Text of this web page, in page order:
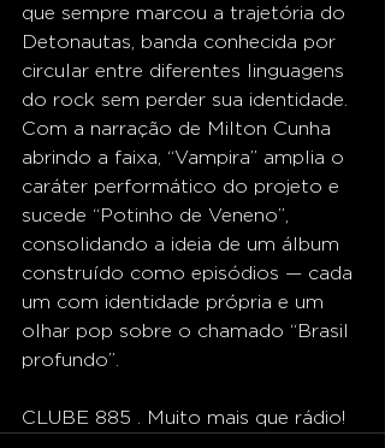
que sempre marcou a trajetória do
Detonautas, banda conhecida por
circular entre diferentes linguagens
do rock sem perder sua identidade.
Com a narração de Milton Cunha
abrindo a faixa, “Vampira” amplia o
caráter performático do projeto e
sucede “Potinho de Veneno”,
consolidando a ideia de um álbum
construído como episódios — cada
um com identidade própria e um
olhar pop sobre o chamado “Brasil
profundo”.
CLUBE 885 . Muito mais que rádio!